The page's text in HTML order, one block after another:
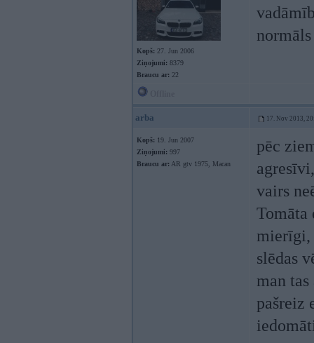
Kopš: 27. Jun 2006
Ziņojumi: 8379
Braucu ar: 22
arba 17. Nov 2013,
Kopš: 19. Jun 2007
Ziņojumi: 997
Braucu ar: AR gtv 1975, Macan
pēc
vairs
Tomāta
mierīgi,
slēdas
man
pašreiz